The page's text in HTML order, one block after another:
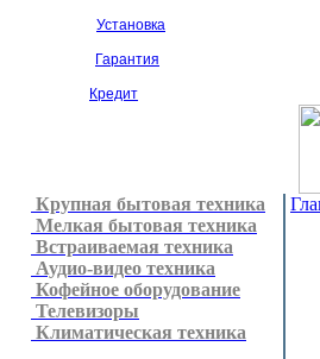
Установка
Гарантия
Кредит
Крупная бытовая техника
Мелкая бытовая техника
Встраиваемая техника
Аудио-видео техника
Кофейное оборудование
Телевизоры
Климатическая техника